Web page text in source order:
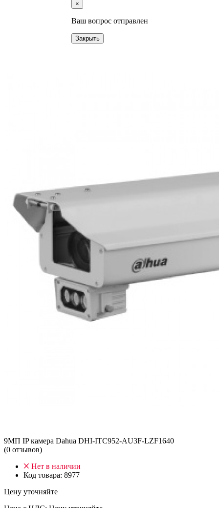
×
Ваш вопрос отправлен
Закрыть
9МП IP камера Dahua DHI-ITC952-AU3F-LZF1640
(0 отзывов)
Нет в наличии
Код товара: 8977
Цену уточняйте